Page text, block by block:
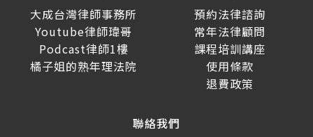
大成台灣律師事務所
Youtube律師瑋哥
Podcast律師1樓
橘子姐的熟年理法院
預約法律諮詢
常年法律顧問
課程培訓講座
使用條款
退費政策
聯絡我們